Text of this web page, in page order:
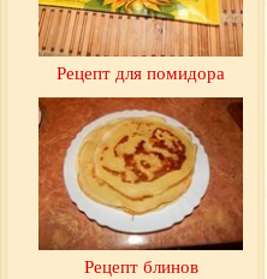
Рецепт для помидора
Рецепт блинов